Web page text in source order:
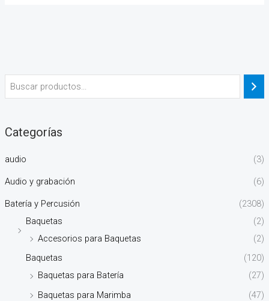
Categorías
audio (3)
Audio y grabación (6)
Batería y Percusión
(2308)
Baquetas
(2)
Accesorios para Baquetas
(2)
Baquetas
(120)
Baquetas para Batería
(27)
Baquetas para Marimba
(47)